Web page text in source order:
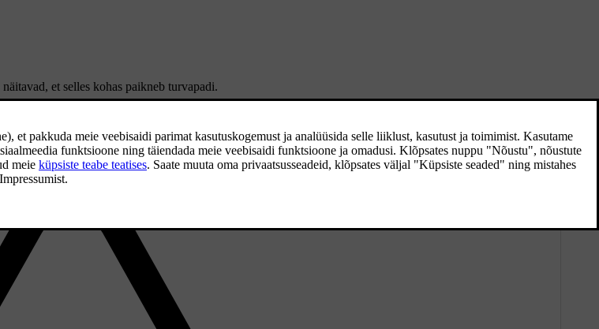
näitavad, et selles kohas paikneb turvapadi.